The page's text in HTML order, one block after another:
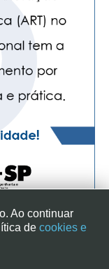
DE SÃO PAULO
Ao continuar
de cookies e